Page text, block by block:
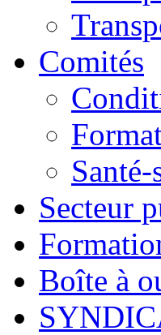
Comités
Secteur
Boîte à